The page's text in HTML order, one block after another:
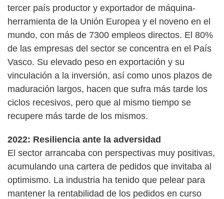
tercer país productor y exportador de máquina-
herramienta de la Unión Europea y el noveno en el
mundo, con más de 7300 empleos directos. El 80%
de las empresas del sector se concentra en el País
Vasco. Su elevado peso en exportación y su
vinculación a la inversión, así como unos plazos de
maduración largos, hacen que sufra más tarde los
ciclos recesivos, pero que al mismo tiempo se
recupere más tarde de los mismos.
2022: Resiliencia ante la adversidad
El sector arrancaba con perspectivas muy positivas,
acumulando una cartera de pedidos que invitaba al
optimismo. La industria ha tenido que pelear para
mantener la rentabilidad de los pedidos en curso